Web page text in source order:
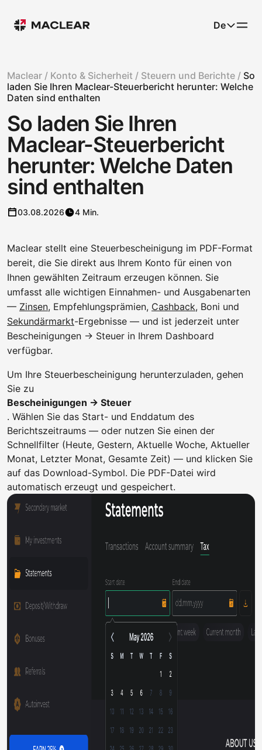
De
Maclear / Konto & Sicherheit / Steuern und Berichte / So
laden Sie Ihren Maclear-Steuerbericht herunter: Welche
Daten sind enthalten
So laden Sie Ihren
Maclear-Steuerbericht
herunter: Welche Daten
sind enthalten
03.08.2026 4 Min.
Maclear stellt eine Steuerbescheinigung im PDF-Format
bereit, die Sie direkt aus Ihrem Konto für einen von
Ihnen gewählten Zeitraum erzeugen können. Sie
umfasst alle wichtigen Einnahmen- und Ausgabenarten
— Zinsen, Empfehlungsprämien, Cashback, Boni und
Sekundärmarkt-Ergebnisse — und ist jederzeit unter
Bescheinigungen → Steuer in Ihrem Dashboard
verfügbar.
Um Ihre Steuerbescheinigung herunterzuladen, gehen
Sie zu
Bescheinigungen → Steuer
. Wählen Sie das Start- und Enddatum des
Berichtszeitraums — oder nutzen Sie einen der
Schnellfilter (Heute, Gestern, Aktuelle Woche, Aktueller
Monat, Letzter Monat, Gesamte Zeit) — und klicken Sie
auf das Download-Symbol. Die PDF-Datei wird
automatisch erzeugt und gespeichert.